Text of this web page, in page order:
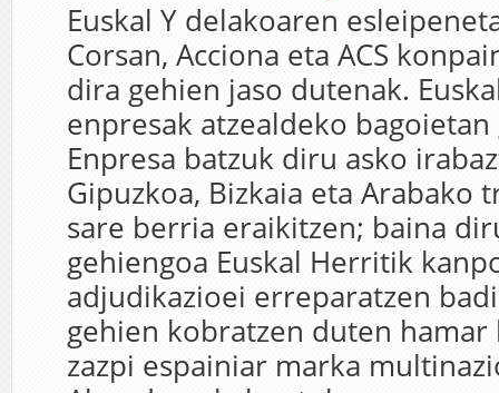
Euskal Y delakoaren
Corsan, Acciona eta ACS
dira gehien jaso dutenak.
enpresak atzealdeko
Enpresa batzuk diru asko
Gipuzkoa, Bizkaia eta Arabako
sare berria eraikitzen; baina
gehiengoa Euskal Herritik
adjudikazioei erreparatzen
gehien kobratzen duten
zazpi espainiar marka